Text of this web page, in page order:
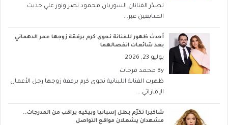
تصدّر الفنانان السوريان محمود نصر ونور علي حديث
المتابعين عبر...
أحدث ظهور للفنانة نجوى كرم برفقة زوجها عمر الدهماني
بعد شائعات انفصالهما
يوليو 23, 2026
By محمد فرحات
ظهرت الفنانة اللبنانية نجوى كرم برفقة زوجها رجل الأعمال
الإماراتي...
شاكيرا تكرّم بطل إسبانيا وبيكيه يراقب من المدرجات..
مشهدان يشعلان مواقع التواصل